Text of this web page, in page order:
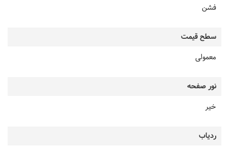
فشن
سطح قیمت
معمولی
نور صفحه
خیر
ردیاب